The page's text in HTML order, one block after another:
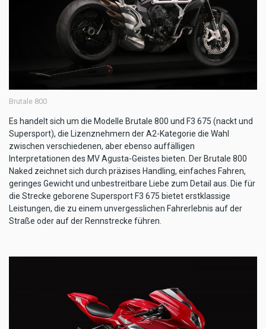
Brutale 800
Es handelt sich um die Modelle Brutale 800 und F3 675 (nackt und
Supersport), die Lizenznehmern der A2-Kategorie die Wahl
zwischen verschiedenen, aber ebenso auffälligen
Interpretationen des MV Agusta-Geistes bieten. Der Brutale 800
Naked zeichnet sich durch präzises Handling, einfaches Fahren,
geringes Gewicht und unbestreitbare Liebe zum Detail aus. Die für
die Strecke geborene Supersport F3 675 bietet erstklassige
Leistungen, die zu einem unvergesslichen Fahrerlebnis auf der
Straße oder auf der Rennstrecke führen.